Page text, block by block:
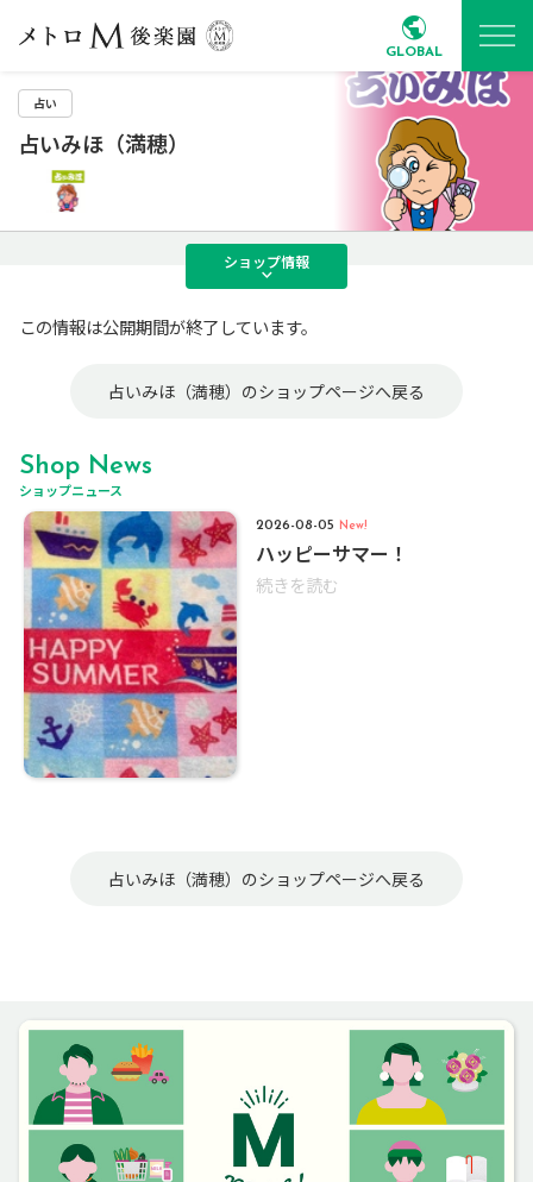
GLOBAL
占い
占いみほ（満穂）
ショップ情報
この情報は公開期間が終了しています。
占いみほ（満穂）のショップページへ戻る
Shop News
ショップニュース
2026-08-05 New!
ハッピーサマー！
続きを読む
占いみほ（満穂）のショップページへ戻る